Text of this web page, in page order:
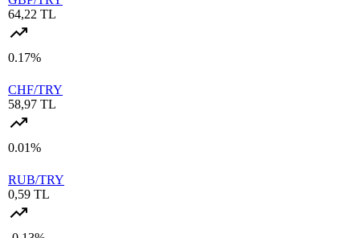
64,22 TL
0.17%
CHF/TRY
58,97 TL
0.01%
RUB/TRY
0,59 TL